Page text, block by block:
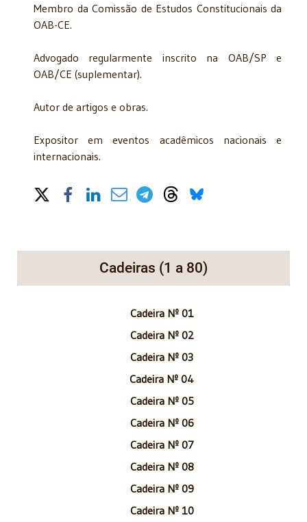
Membro da Comissão de Estudos Constitucionais da
OAB-CE.
Advogado regularmente inscrito na OAB/SP e
OAB/CE (suplementar).
Autor de artigos e obras.
Expositor em eventos acadêmicos nacionais e
internacionais.
Share on Social Media
Cadeiras (1 a 80)
Cadeira Nº 01
Cadeira Nº 02
Cadeira Nº 03
Cadeira Nº 04
Cadeira Nº 05
Cadeira Nº 06
Cadeira Nº 07
Cadeira Nº 08
Cadeira Nº 09
Cadeira Nº 10